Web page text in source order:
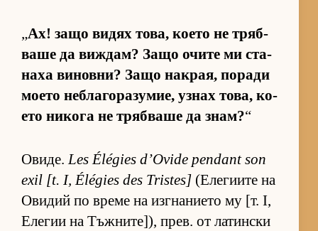
„Ах! защо ви­дях то­ва, ко­ето не тряб­
ваше да виж­дам? Защо очите ми ста­
наха ви­нов­ни? Защо нак­рая, по­ради
мо­ето неб­ла­го­ра­зу­мие, уз­нах то­ва, ко­
ето ни­кога не тряб­ваше да знам?“
Ови­де.Les Élégies d’Ovide pendant son
exil [t. I, Élégies des Tristes] (Е­ле­ги­ите на
Ови­дий по време на из­г­на­ни­ето му [т. I,
Еле­гии на Тъж­ни­те­]), прев. от ла­тин­ски